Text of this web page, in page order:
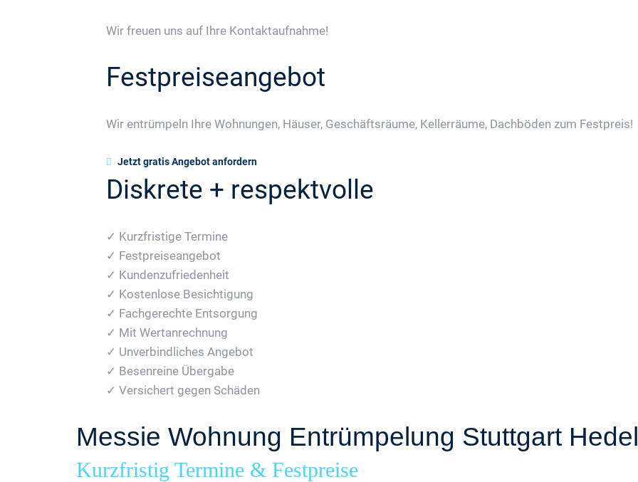
Wir freuen uns auf Ihre Kontaktaufnahme!
Festpreiseangebot
Wir entrümpeln Ihre Wohnungen, Häuser, Geschäftsräume, Kellerräume, Dachböden zum Festpreis!
Jetzt gratis Angebot anfordern
Diskrete + respektvolle
✓ Kurzfristige Termine
✓ Festpreiseangebot
✓ Kundenzufriedenheit
✓ Kostenlose Besichtigung
✓ Fachgerechte Entsorgung
✓ Mit Wertanrechnung
✓ Unverbindliches Angebot
✓ Besenreine Übergabe
✓ Versichert gegen Schäden
Messie Wohnung Entrümpelung Stuttgart
Kurzfristig Termine & Festpreise